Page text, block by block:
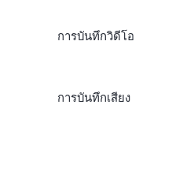
การบันทึกวิดีโอ
การบันทึกเสียง